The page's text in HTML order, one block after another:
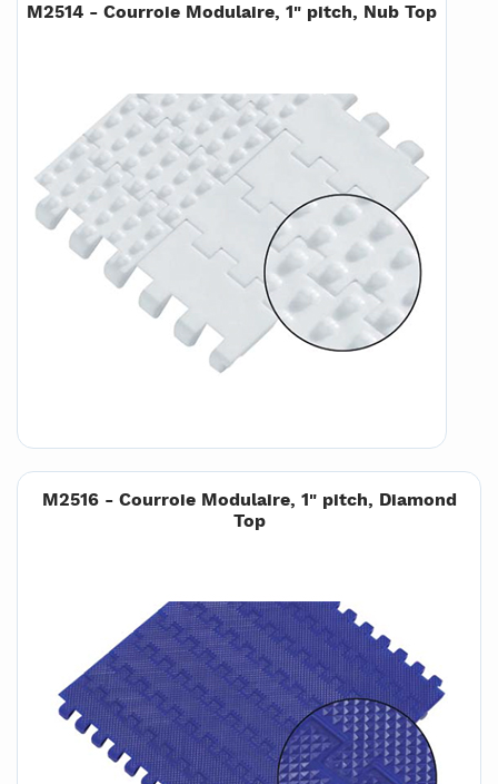
M2514 - Courroie Modulaire, 1" pitch, Nub Top
M2516 - Courroie Modulaire, 1" pitch, Diamond
Top